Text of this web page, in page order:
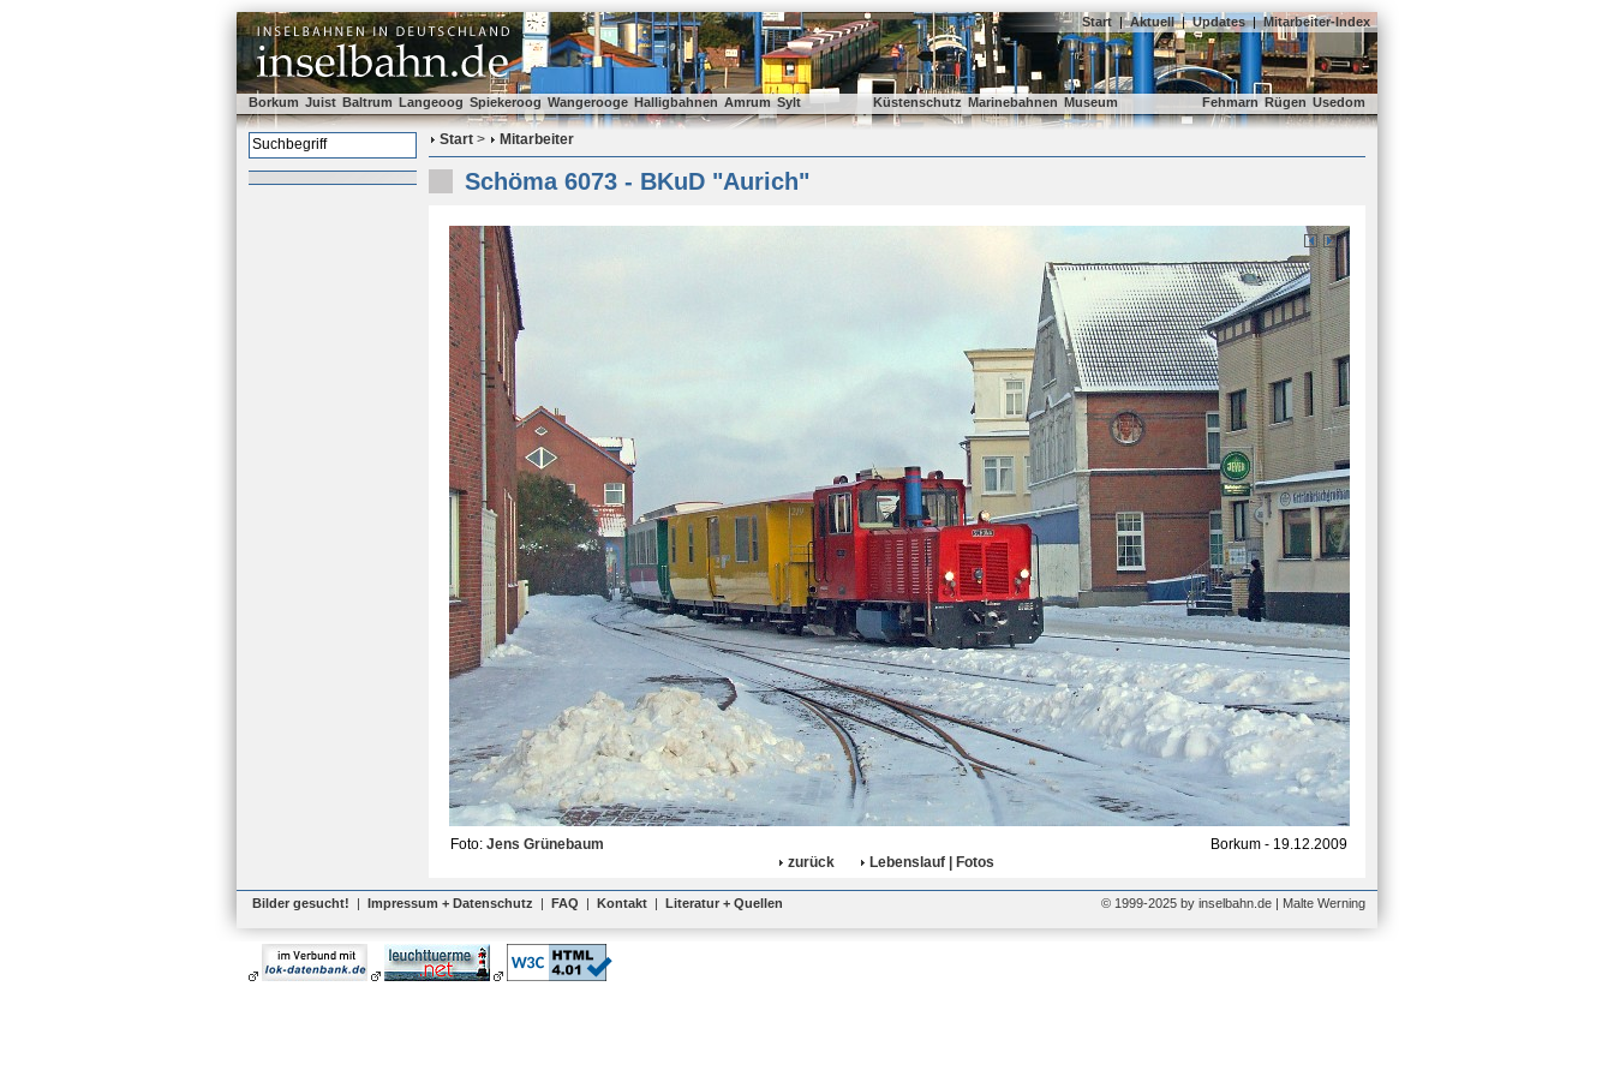
Start | Aktuell | Updates | Mitarbeiter-Index
Borkum Juist Baltrum Langeoog Spiekeroog Wangerooge Halligbahnen Amrum Sylt Küstenschutz Marinebahnen Museum Fehmarn Rügen Usedom
Start > Mitarbeiter
Schöma 6073 - BKuD "Aurich"
Foto: Jens Grünebaum
Borkum - 19.12.2009
zurück
Lebenslauf | Fotos
Bilder gesucht! | Impressum + Datenschutz | FAQ | Kontakt | Literatur + Quellen © 1999-2025 by inselbahn.de | Malte Werning